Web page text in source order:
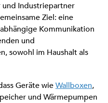
und Industriepartner
Ziel: eine
Kommunikation
und
sowohl im Haushalt als
Geräte wieWallboxen,
und Wärmepumpen